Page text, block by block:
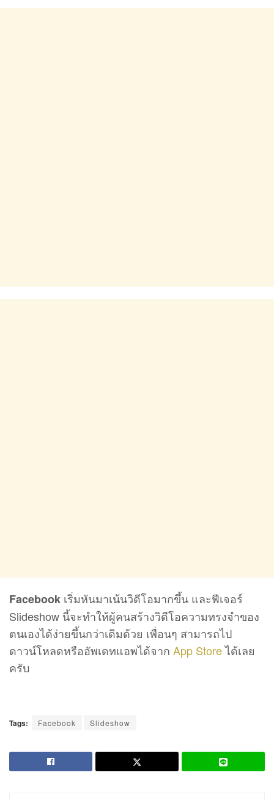
Facebook เริ่มหันมาเน้นวิดีโอมากขึ้น และฟีเจอร์
Slideshow นี้จะทำให้ผู้คนสร้างวิดีโอความทรงจำของ
ตนเองได้ง่ายขึ้นกว่าเดิมด้วย เพื่อนๆ สามารถไป
ดาวน์โหลดหรืออัพเดทแอพได้จาก App Storeได้เลย
ครับ
Tags: Facebook Slideshow